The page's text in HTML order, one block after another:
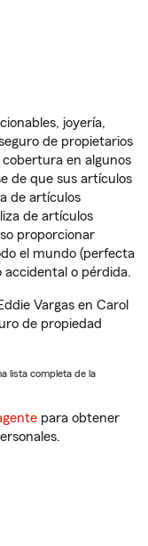
joyería,
de propietarios
en algunos
de que sus artículos
de artículos
de artículos
proporcionar
el mundo (perfecta
accidental o pérdida.
Vargas en Carol
de propiedad
lista completa de la
para obtener